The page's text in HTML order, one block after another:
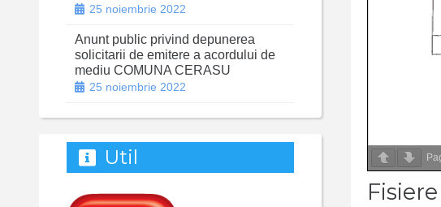
25 noiembrie 2022
Anunt public privind depunerea
solicitarii de emitere a acordului de
mediu COMUNA CERASU
25 noiembrie 2022
Util